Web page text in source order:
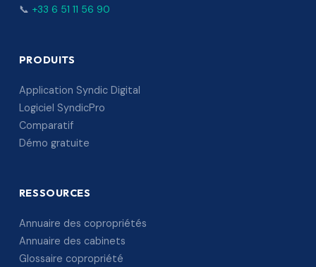
📞 +33 6 51 11 56 90
PRODUITS
Application Syndic Digital
Logiciel SyndicPro
Comparatif
Démo gratuite
RESSOURCES
Annuaire des copropriétés
Annuaire des cabinets
Glossaire copropriété